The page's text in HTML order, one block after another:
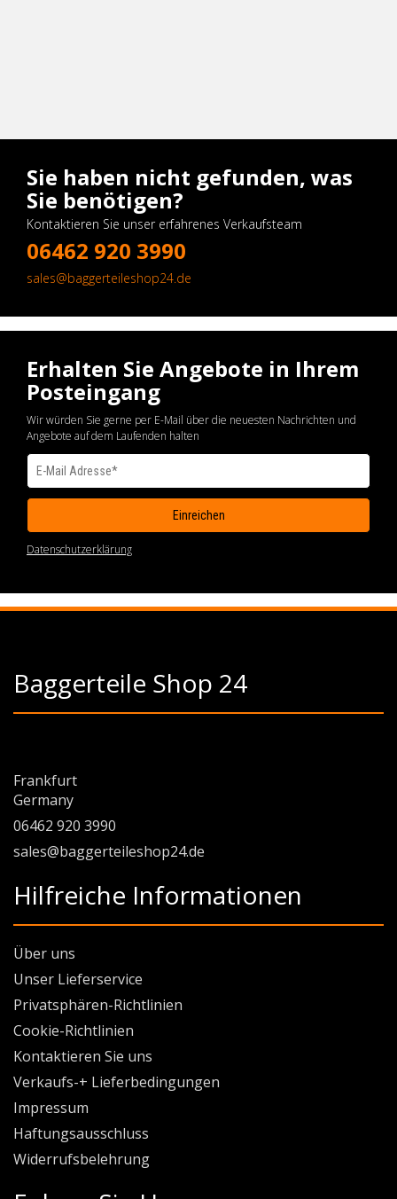
Sie haben nicht gefunden, was
Sie benötigen?
Kontaktieren Sie unser erfahrenes Verkaufsteam
06462 920 3990
sales@baggerteileshop24.de
Erhalten Sie Angebote in Ihrem
Posteingang
Wir würden Sie gerne per E-Mail über die neuesten Nachrichten und
Angebote auf dem Laufenden halten
Datenschutzerklärung
Baggerteile Shop 24
Frankfurt
Germany
06462 920 3990
sales@baggerteileshop24.de
Hilfreiche Informationen
Über uns
Unser Lieferservice
Privatsphären-Richtlinien
Cookie-Richtlinien
Kontaktieren Sie uns
Verkaufs-+ Lieferbedingungen
Impressum
Haftungsausschluss
Widerrufsbelehrung